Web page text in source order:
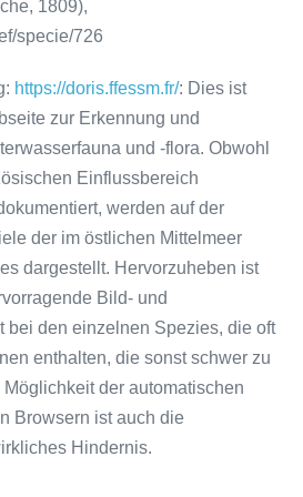
1809),
specie/726
https://doris.ffessm.fr/: Dies ist
zur Erkennung und
und -flora. Obwohl
Einflussbereich
werden auf der
der im östlichen Mittelmeer
dargestellt. Hervorzuheben ist
Bild- und
bei den einzelnen Spezies, die oft
enthalten, die sonst schwer zu
der automatischen
Browsern ist auch die
Hindernis.